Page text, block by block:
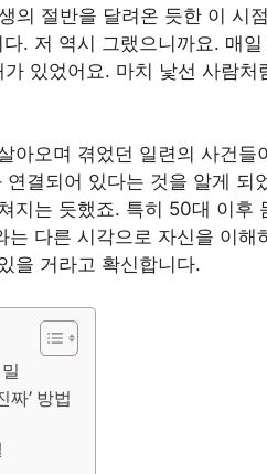
의 절반을 달려온 듯한 이 시
. 저 역시 그랬으니까요. 매
있었어요. 마치 낯선 사람처
아오며 겪었던 일련의 사건들
결되어 있다는 것을 알게 되
지는 듯했죠. 특히 50대 이후
다른 시각으로 자신을 이해
을 거라고 확신합니다.
짜’ 방법